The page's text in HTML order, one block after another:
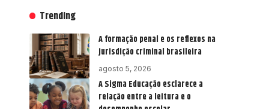
Trending
A formação penal e os reflexos na
jurisdição criminal brasileira
agosto 5, 2026
A Sigma Educação esclarece a
relação entre a leitura e o